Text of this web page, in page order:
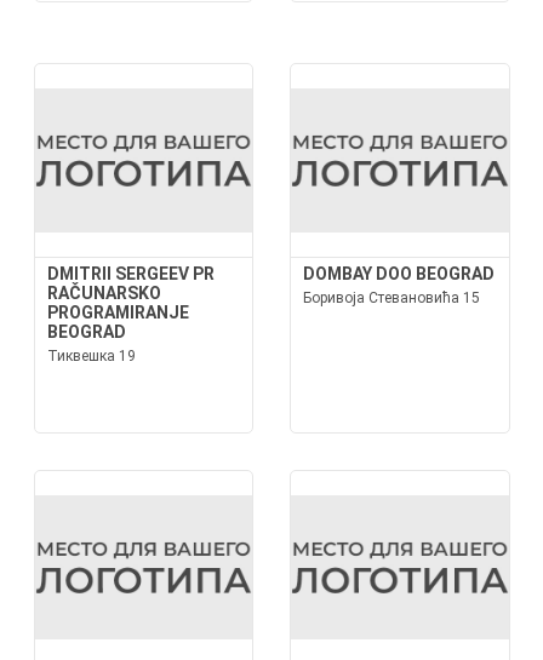
DMITRII SERGEEV PR
RAČUNARSKO
PROGRAMIRANJE
BEOGRAD
Тиквешка 19
DOMBAY DOO BEOGRAD
Боривоја Стевановића 15